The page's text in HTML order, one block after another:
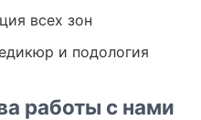
всех зон
и подология
работы с нами